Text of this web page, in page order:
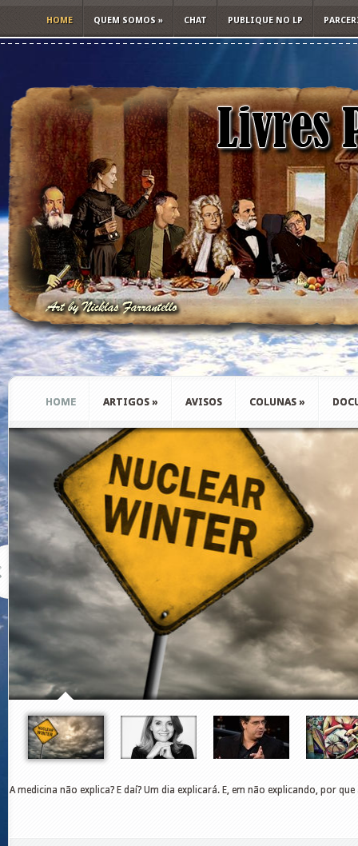
HOME QUEM SOMOS » CHAT PUBLIQUE NO LP
HOME ARTIGOS » AVISOS COLUNAS »
A medicina não explica? E daí? Um dia explicará. E, em não explicando, por